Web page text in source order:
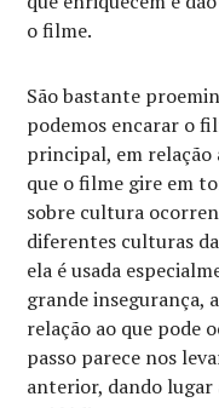
o filme.
São bastante
podemos encarar o
principal, em
que o filme gire em
sobre cultura
diferentes culturas
ela é usada
grande insegurança,
relação ao que pode
passo parece nos
anterior, dando lugar